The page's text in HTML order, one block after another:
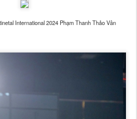
International 2024 Phạm Thanh Thảo Vân